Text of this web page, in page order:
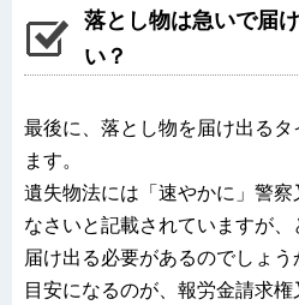
落とし物は急いで届
い？
最後に、落とし物を届け出る
ます。
遺失物法には「速やかに」警
なさいと記載されていますが
届け出る必要があるのでしょう
目安になるのが、報労金請求